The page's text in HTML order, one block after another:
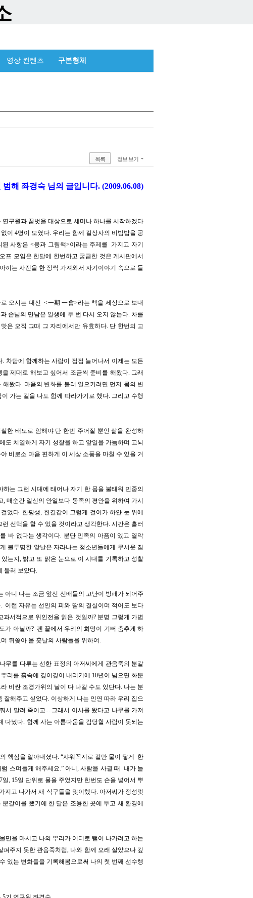
영상 컨텐츠 구본형체
목록 정보 보기
님의 글입니다. (2009.06.08)
구원과 꿈벗을 대상으로 세미나 하나를 시작하겠다
이 4명이 모였다. 우리는 함께 길상사의 비빔밥을 공
사항은 <융과 그림책>이라는 주제를 가지고 자기
프 모임은 한달에 한번하고 궁금한 것은 게시판에서
끼는 사진을 한 장씩 가져와서 자기이야기 속으로 들
오시는 대신 <一期 一會>라는 책을 세상으로 보내
손님의 만남은 일생에 두 번 다시 오지 않는다. 차를
은 오직 그때 그 자리에서만 유효하다. 단 한번의 고
차담에 함께하는 사람이 점점 늘어나서 이제는 모든
제대로 해보고 싶어서 조금씩 준비를 해왔다. 그래
왔다. 마음의 변화를 불러 일으키려면 먼저 몸의 변
가는 길을 나도 함께 따라가기로 했다. 그리고 수행
한 태도로 임해야 단 한번 주어질 뿐인 삶을 완성하
치열하게 자기 성찰을 하고 앞일을 가늠하며 고뇌
비로소 마음 편하게 이 세상 소풍을 마칠 수 있을 거
는 그런 시대에 태어나 자기 한 몸을 불태워 민중의
매순간 일신의 안일보다 동족의 평안을 위하여 가시
었다. 한평생, 한결같이 그렇게 걸어가 하얀 눈 위에
선택을 할 수 있을 것이라고 생각한다. 시간은 흘러
바 없다는 생각이다. 분단 민족의 아픔이 있고 열악
불투명한 앞날은 자라나는 청소년들에게 무서운 짐
는지, 밝고 또 맑은 눈으로 이 시대를 기록하고 성찰
둘러 보았다.
아니 나는 조금 앞선 선배들의 고난이 방패가 되어주
이런 자유는 선인의 피와 땀의 결실이며 적어도 보다
서적으로 위인전을 읽은 것일까? 분명 그렇게 가볍
가 아닐까? 펜 끝에서 우리의 희망이 기뻐 춤추게 하
뒤쫓아 올 훗날의 사람들을 위하여.
무를 다루는 선한 표정의 아저씨에게 관음죽의 분갈
리를 흙속에 깊이깊이 내리기에 10년이 넘으면 화분
비싼 조경가위의 날이 다 나갈 수도 있단다. 나는 분
해주고 싶었다. 이상하게 나는 인연 따라 우리 집으
서 말려 죽이고... 그래서 이사를 왔다고 나무를 가져
다녔다. 함께 사는 아름다움을 감당할 사람이 못되는
핵심을 알아내셨다. “샤워꼭지로 겉만 물이 닿게 한
스며들게 해주세요.” 아니, 사람을 사귈 때 내가 늘
, 15일 단위로 물을 주었지만 한번도 손을 넣어서 뿌
지고 나가서 새 식구들을 맞이했다. 아저씨가 정성껏
갈이를 했기에 한 달은 조용한 곳에 두고 새 환경에
만을 마시고 나의 뿌리가 어디로 뻗어 나가려고 하는
주지 못한 관음죽처럼, 나와 함께 오래 살았으나 깊
있는 변화들을 기록해봄으로써 나의 첫 번째 선수행